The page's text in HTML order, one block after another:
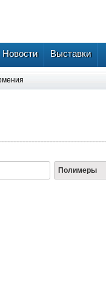
Новости Выставки
Полимеры